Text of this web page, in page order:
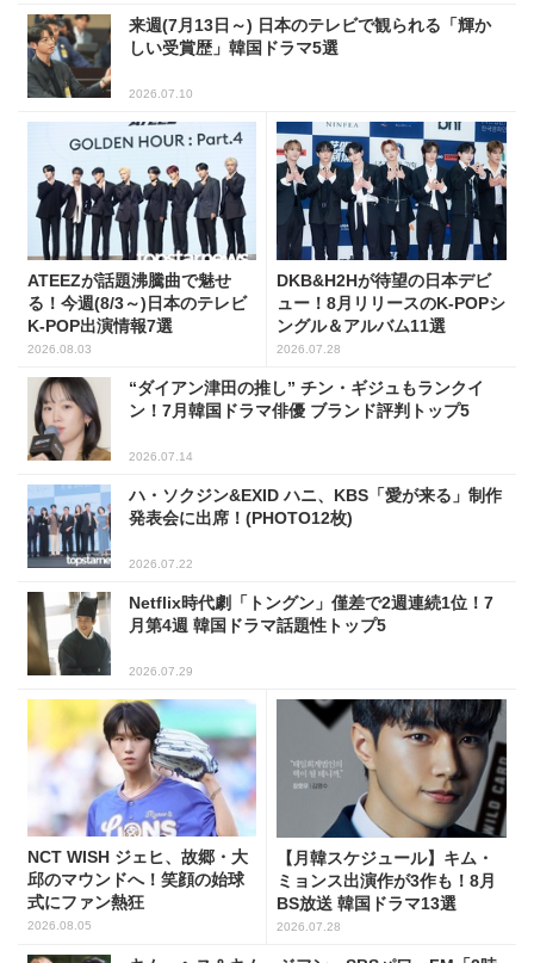
来週(7月13日～) 日本のテレビで観られる「輝か
しい受賞歴」韓国ドラマ5選
2026.07.10
ATEEZが話題沸騰曲で魅せ
る！今週(8/3～)日本のテレビ
K-POP出演情報7選
2026.08.03
DKB&H2Hが待望の日本デビ
ュー！8月リリースのK-POPシ
ングル＆アルバム11選
2026.07.28
“ダイアン津田の推し” チン・ギジュもランクイ
ン！7月韓国ドラマ俳優 ブランド評判トップ5
2026.07.14
ハ・ソクジン&EXID ハニ、KBS「愛が来る」制作
発表会に出席！(PHOTO12枚)
2026.07.22
Netflix時代劇「トングン」僅差で2週連続1位！7
月第4週 韓国ドラマ話題性トップ5
2026.07.29
NCT WISH ジェヒ、故郷・大
邱のマウンドへ！笑顔の始球
式にファン熱狂
2026.08.05
【月韓スケジュール】キム・
ミョンス出演作が3作も！8月
BS放送 韓国ドラマ13選
2026.07.28